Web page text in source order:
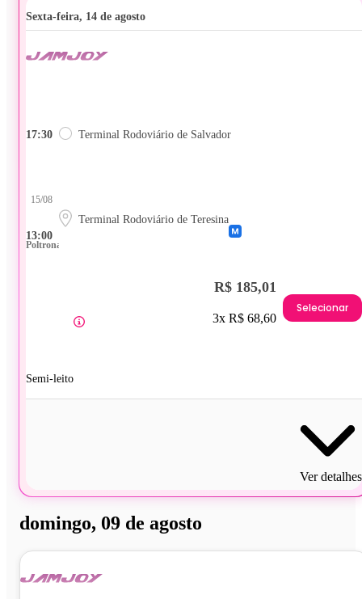
sexta-feira, 14 de agosto
17:30 Terminal Rodoviário de Salvador
13:00
15/08
Terminal Rodoviário de Teresina
Poltrona
Semi-leito
R$ 185,01
3x R$ 68,60
Selecionar
Ver detalhes
domingo, 09 de agosto